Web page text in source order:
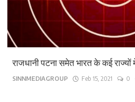
राजधानी पटना समेत भारत के कई
SINNMEDIAGROUP Feb 15, 2021 0